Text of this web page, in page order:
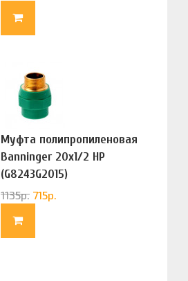
Муфта полипропиленовая
Banninger 20х1/2 НР
(G8243G2015)
1135р. 715р.